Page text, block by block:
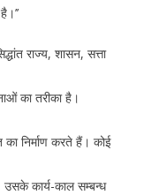
राज्य, शासन, सत्ता
का तरीका है।
का निर्माण करते हैं। कोई
उसके कार्य-काल सम्बन्ध